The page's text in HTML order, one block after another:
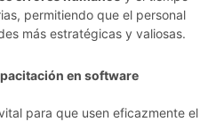
permitiendo que el personal
más estratégicas y valiosas.
en software
para que usen eficazmente el